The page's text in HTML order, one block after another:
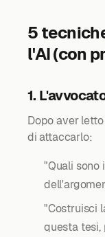
5
l'AI (con
1.
Dopo aver
di attaccarlo:
"Quali sono
"Costruisci
questa tesi,